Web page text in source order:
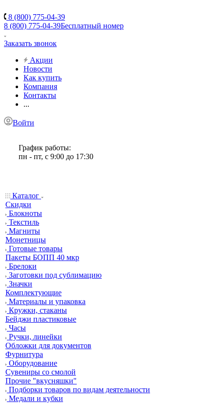
8 (800) 775-04-39
8 (800) 775-04-39Бесплатный номер
Заказать звонок
Акции
Новости
Как купить
Компания
Контакты
...
Войти
График работы:
пн - пт, с 9:00 до 17:30
Каталог
Скидки
Блокноты
Текстиль
Магниты
Монетницы
Готовые товары
Пакеты БОПП 40 мкр
Брелоки
Заготовки под сублимацию
Значки
Комплектующие
Материалы и упаковка
Кружки, стаканы
Бейджи пластиковые
Часы
Ручки, линейки
Обложки для документов
Фурнитура
Оборудование
Сувениры со смолой
Прочие "вкусняшки"
Подборки товаров по видам деятельности
Медали и кубки